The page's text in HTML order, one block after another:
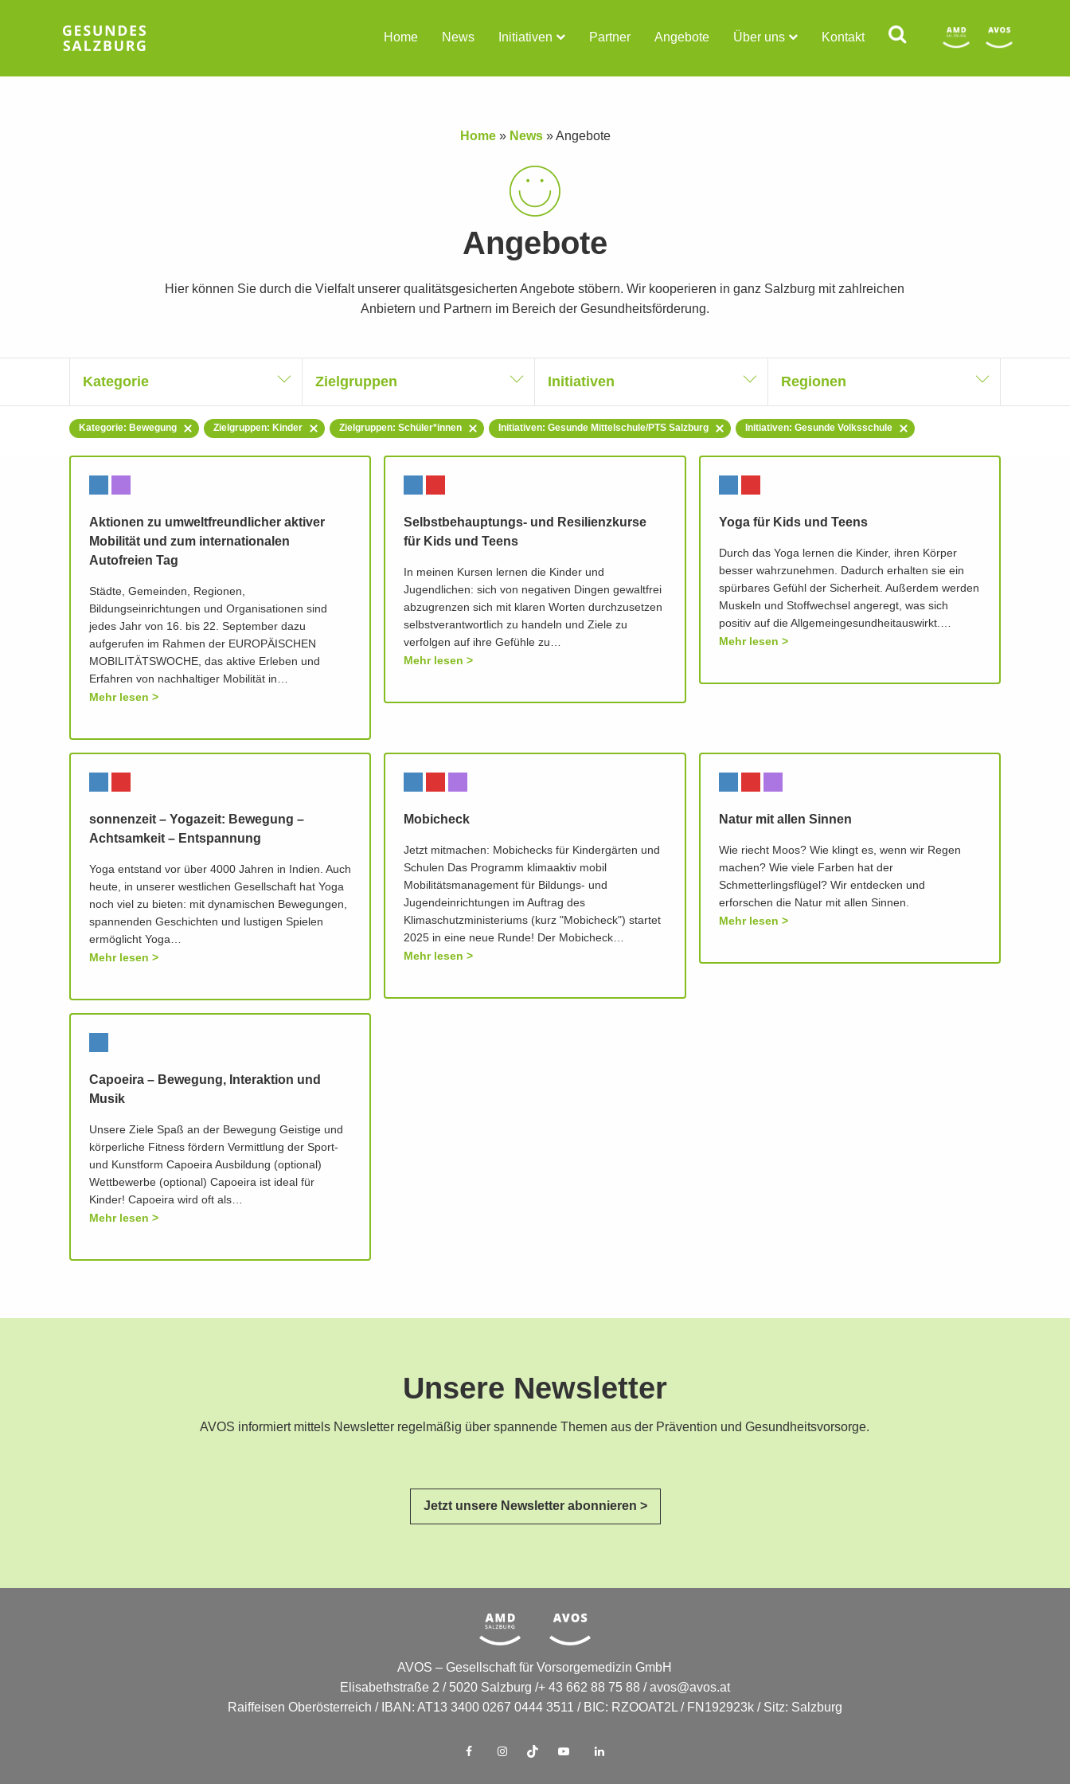
Home News Initiativen Partner Angebote Über uns Kontakt
Home» News»Angebote
Angebote
Hier können Sie durch die Vielfalt unserer qualitätsgesicherten Angebote stöbern. Wir kooperieren in ganz Salzburg mit zahlreichen
Anbietern und Partnern im Bereich der Gesundheitsförderung.
Kategorie Zielgruppen Initiativen Regionen
Kategorie: Bewegung Zielgruppen: Kinder Zielgruppen: Schüler*innen Initiativen: Gesunde Mittelschule/PTS Salzburg Initiativen: Gesunde Volksschule
Aktionen zu umweltfreundlicher aktiver
Mobilität und zum internationalen
Autofreien Tag
Städte, Gemeinden, Regionen,
Bildungseinrichtungen und Organisationen sind
jedes Jahr von 16. bis 22. September dazu
aufgerufen im Rahmen der EUROPÄISCHEN
MOBILITÄTSWOCHE, das aktive Erleben und
Erfahren von nachhaltiger Mobilität in…
Mehr lesen
Selbstbehauptungs- und Resilienzkurse
für Kids und Teens
In meinen Kursen lernen die Kinder und
Jugendlichen: sich von negativen Dingen gewaltfrei
abzugrenzen sich mit klaren Worten durchzusetzen
selbstverantwortlich zu handeln und Ziele zu
verfolgen auf ihre Gefühle zu…
Mehr lesen
Yoga für Kids und Teens
Durch das Yoga lernen die Kinder, ihren Körper
besser wahrzunehmen. Dadurch erhalten sie ein
spürbares Gefühl der Sicherheit. Außerdem werden
Muskeln und Stoffwechsel angeregt, was sich
positiv auf die Allgemeingesundheitauswirkt.…
Mehr lesen
sonnenzeit – Yogazeit: Bewegung –
Achtsamkeit – Entspannung
Yoga entstand vor über 4000 Jahren in Indien. Auch
heute, in unserer westlichen Gesellschaft hat Yoga
noch viel zu bieten: mit dynamischen Bewegungen,
spannenden Geschichten und lustigen Spielen
ermöglicht Yoga…
Mehr lesen
Mobicheck
Jetzt mitmachen: Mobichecks für Kindergärten und
Schulen Das Programm klimaaktiv mobil
Mobilitätsmanagement für Bildungs- und
Jugendeinrichtungen im Auftrag des
Klimaschutzministeriums (kurz "Mobicheck") startet
2025 in eine neue Runde! Der Mobicheck…
Mehr lesen
Natur mit allen Sinnen
Wie riecht Moos? Wie klingt es, wenn wir Regen
machen? Wie viele Farben hat der
Schmetterlingsflügel? Wir entdecken und
erforschen die Natur mit allen Sinnen.
Mehr lesen
Capoeira – Bewegung, Interaktion und
Musik
Unsere Ziele Spaß an der Bewegung Geistige und
körperliche Fitness fördern Vermittlung der Sport-
und Kunstform Capoeira Ausbildung (optional)
Wettbewerbe (optional) Capoeira ist ideal für
Kinder! Capoeira wird oft als…
Mehr lesen
Unsere Newsletter
AVOS informiert mittels Newsletter regelmäßig über spannende Themen aus der Prävention und Gesundheitsvorsorge.
Jetzt unsere Newsletter abonnieren >
AVOS – Gesellschaft für Vorsorgemedizin GmbH
Elisabethstraße 2 / 5020 Salzburg /+ 43 662 88 75 88 / avos@avos.at
Raiffeisen Oberösterreich / IBAN: AT13 3400 0267 0444 3511 / BIC: RZOOAT2L / FN192923k / Sitz: Salzburg